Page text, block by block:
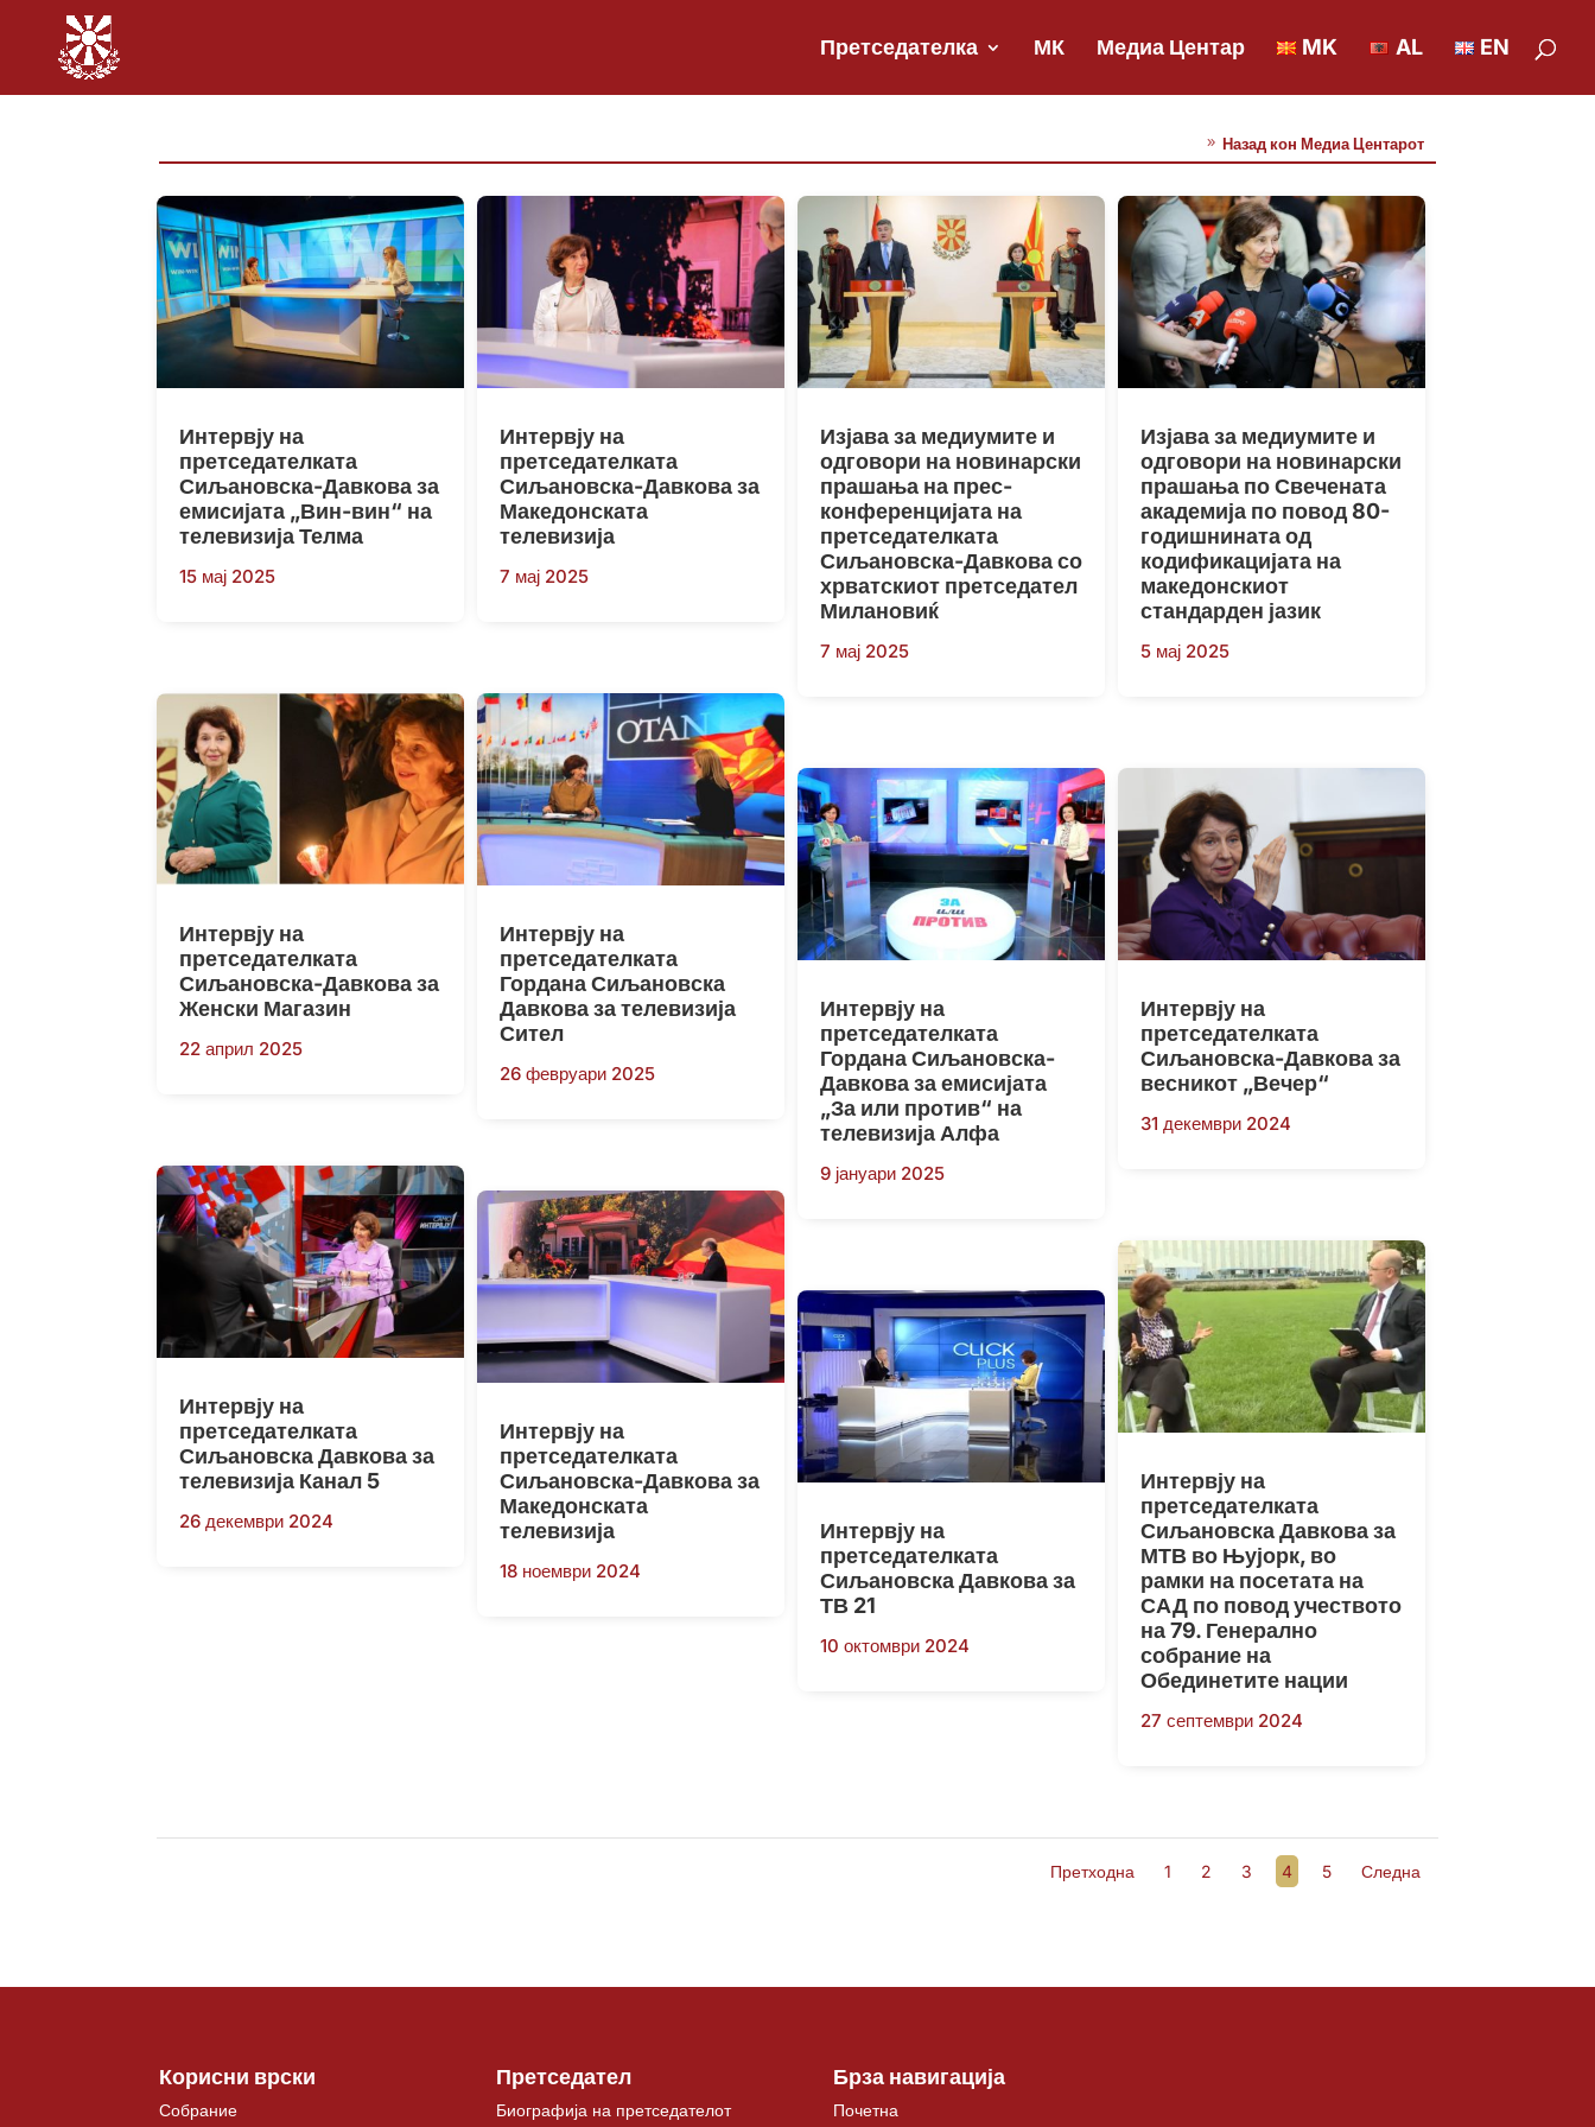
Претседателка МК Медиа Центар MK AL EN
Назад кон Медиа Центарот
Интервју на
претседателката
Сиљановска-Давкова за
емисијата „Вин-вин“ на
телевизија Телма
15 мај 2025
Интервју на
претседателката
Сиљановска-Давкова за
Женски Магазин
22 април 2025
Интервју на
претседателката
Сиљановска Давкова за
телевизија Канал 5
26 декември 2024
Интервју на
претседателката
Сиљановска-Давкова за
Македонската
телевизија
7 мај 2025
Интервју на
претседателката
Гордана Сиљановска
Давкова за телевизија
Сител
26 февруари 2025
Интервју на
претседателката
Сиљановска-Давкова за
Македонската
телевизија
18 ноември 2024
Изјава за медиумите и
одговори на новинарски
прашања на прес-
конференцијата на
претседателката
Сиљановска-Давкова со
хрватскиот претседател
Милановиќ
7 мај 2025
Интервју на
претседателката
Гордана Сиљановска-
Давкова за емисијата
„За или против“ на
телевизија Алфа
9 јануари 2025
Интервју на
претседателката
Сиљановска Давкова за
ТВ 21
10 октомври 2024
Изјава за медиумите и
одговори на новинарски
прашања по Свечената
академија по повод 80-
годишнината од
кодификацијата на
македонскиот
стандарден јазик
5 мај 2025
Интервју на
претседателката
Сиљановска-Давкова за
весникот „Вечер“
31 декември 2024
Интервју на
претседателката
Сиљановска Давкова за
МТВ во Њујорк, во
рамки на посетата на
САД по повод учеството
на 79. Генерално
собрание на
Обединетите нации
27 септември 2024
Претходна 1 2 3 4 5 Следна
Корисни врски
Собрание
Претседател
Биографија на претседателот
Брза навигација
Почетна